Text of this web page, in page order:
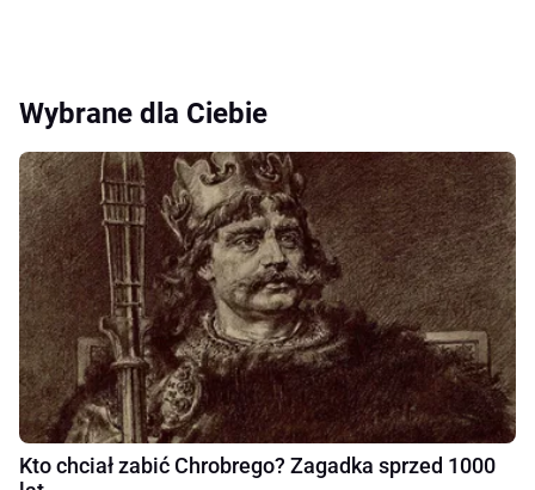
Wybrane dla Ciebie
Kto chciał zabić Chrobrego? Zagadka sprzed 1000